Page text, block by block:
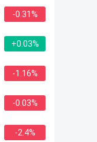
-0.31%
+0.03%
-1.16%
-0.03%
-2.4%